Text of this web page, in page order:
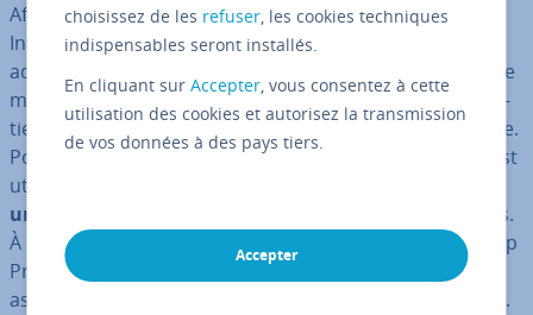
Afin de pouvoir com­mu­ni­quer sur des réseaux comme
Internet, les systèmes par­ti­ci­pants né­ces­si­tent une
adresse IP. Bien que cette dernière puisse être attribuée
ma­nuel­le­ment, en pratique, la plupart des appareils ob­
tien­nent aujourd’hui leur adresse de façon au­to­ma­tique.
Pour ce faire, leprotocole de com­mu­ni­ca­tion
est
utilisé. Celui-ci aide les
une connexion
à acquérir les in­for­ma­tions né­ces­saires.
À l’aube de l’in­for­ma­tique, des réseaux, etc., le Bootstrap
Protocol, également connu sous le nom de BOOTP,
assumait encore la fonction de ges­tion­naire d’adresses.
choisissez de les refuser, les cookies techniques
indispensables seront installés.
En cliquant surAccepter, vous consentez à cette
utilisation des cookies et autorisez la transmission
de vos données à des pays tiers.
Accepter